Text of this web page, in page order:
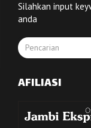
Silahkan input
anda
AFILIASI